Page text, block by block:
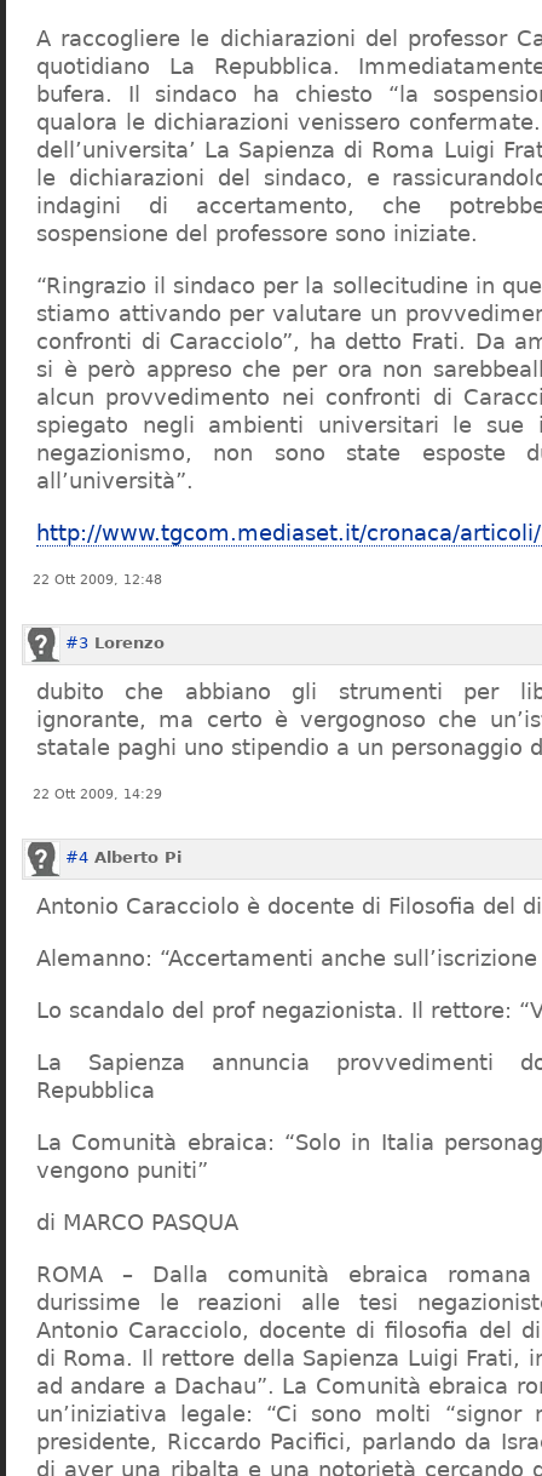
A raccogliere le dichiarazioni del professor
quotidiano La Repubblica.
bufera. Il sindaco ha chiesto “la
qualora le dichiarazioni venissero
dell’universita’ La Sapienza di Roma Luigi
le dichiarazioni del sindaco, e
indagini di accertamento, che
sospensione del professore sono iniziate.
“Ringrazio il sindaco per la sollecitudine in
stiamo attivando per valutare un
confronti di Caracciolo”, ha detto Frati. Da
si è però appreso che per ora non
alcun provvedimento nei confronti di
spiegato negli ambienti universitari le sue
negazionismo, non sono state esposte
all’università”.
http://www.tgcom.mediaset.it/cronaca/
22 Ott 2009, 12:48
#3 Lorenzo
dubito che abbiano gli strumenti per
ignorante, ma certo è vergognoso che
statale paghi uno stipendio a un personaggio
22 Ott 2009, 14:29
#4 Alberto Pi
Antonio Caracciolo è docente di Filosofia del
Alemanno: “Accertamenti anche
Lo scandalo del prof negazionista. Il rettore:
La Sapienza annuncia provvedimenti
Repubblica
La Comunità ebraica: “Solo in Italia
vengono puniti”
di MARCO PASQUA
ROMA – Dalla comunità ebraica
durissime le reazioni alle tesi
Antonio Caracciolo, docente di filosofia del
di Roma. Il rettore della Sapienza Luigi Frati,
ad andare a Dachau”. La Comunità ebraica
un’iniziativa legale: “Ci sono molti “signor
presidente, Riccardo Pacifici, parlando da
di aver una ribalta e una notorietà cercando